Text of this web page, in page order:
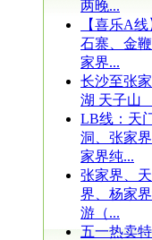
两晚...
【喜乐A
石寨、金
家界...
长沙至张
湖 天子山
LB线：天
洞、张家
家界纯...
张家界、
界、杨家
游（...
五一热卖